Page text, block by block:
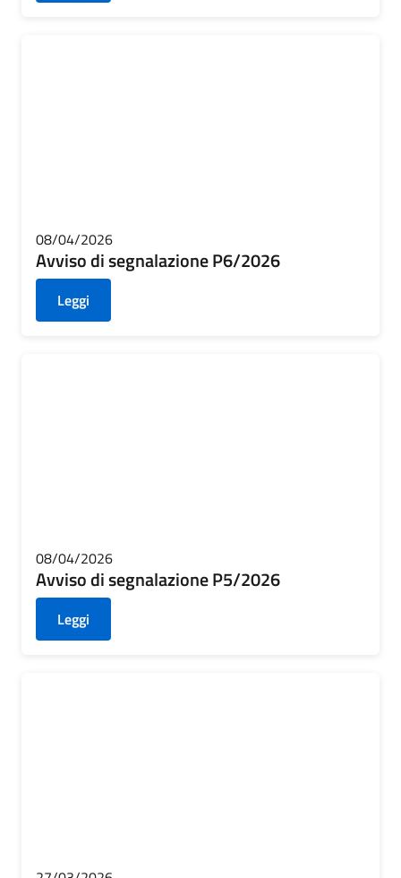
08/04/2026
Avviso di segnalazione P6/2026
Leggi
08/04/2026
Avviso di segnalazione P5/2026
Leggi